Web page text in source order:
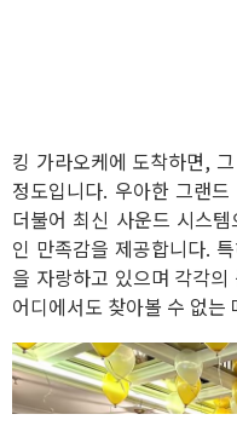
킹 가라오케에 도착하면,
정도입니다. 우아한 그랜
더불어 최신 사운드 시스
인 만족감을 제공합니다.
을 자랑하고 있으며 각각
어디에서도 찾아볼 수 없는